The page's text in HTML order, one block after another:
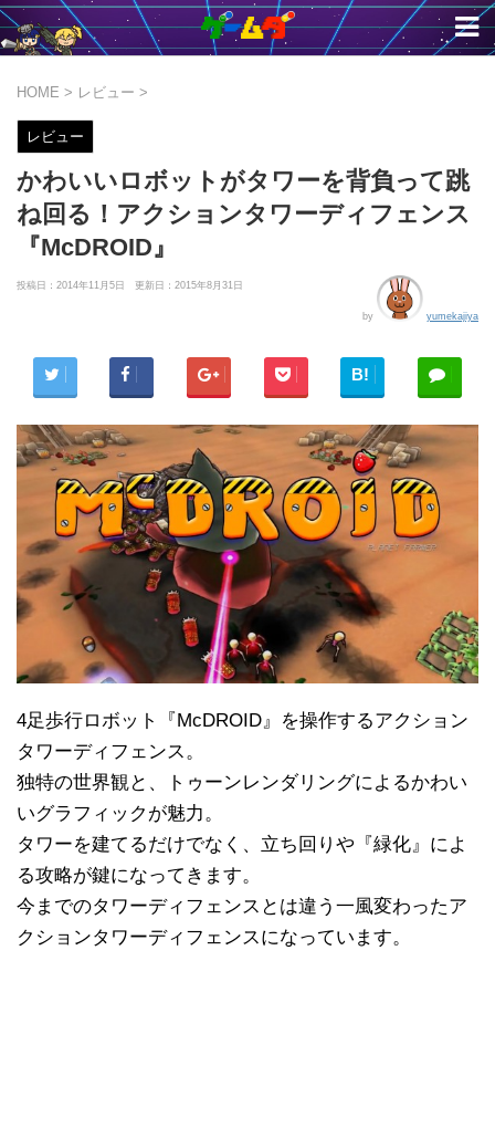
HOME > レビュー >
レビュー
かわいいロボットがタワーを背負って跳
ね回る！アクションタワーディフェンス
『McDROID』
投稿日：2014年11月5日 更新日： 2015年8月31日
by yumekajiya
B!
4足歩行ロボット『McDROID』を操作するアクション
タワーディフェンス。
独特の世界観と、トゥーンレンダリングによるかわい
いグラフィックが魅力。
タワーを建てるだけでなく、立ち回りや『緑化』によ
る攻略が鍵になってきます。
今までのタワーディフェンスとは違う一風変わったア
クションタワーディフェンスになっています。